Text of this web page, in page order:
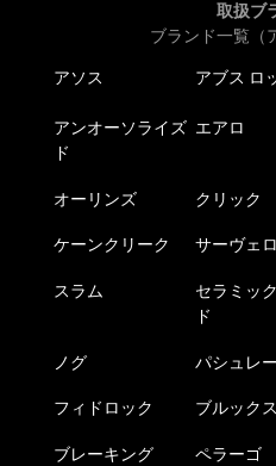
取扱ブ
ブランド一覧（
アソス アブス ロ
アンオーソライズ
ド
エアロ
オーリンズ クリック
ケーンクリーク サーヴェロ
スラム
セラミッ
ド
ノグ パシュレー
フィドロック ブルックス
ブレーキング ペラーゴ